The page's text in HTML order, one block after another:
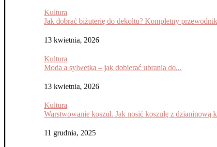
Kultura
Jak dobrać biżuterię do dekoltu? Kompletny przewodnik
13 kwietnia, 2026
Kultura
Moda a sylwetka – jak dobierać ubrania do...
13 kwietnia, 2026
Kultura
Warstwowanie koszul. Jak nosić koszulę z dzianinową
11 grudnia, 2025